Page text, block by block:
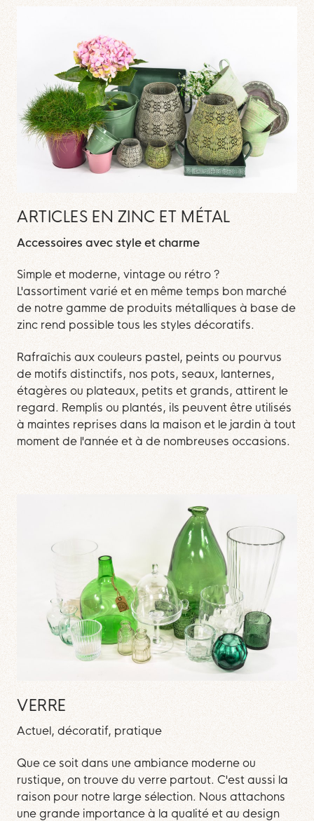
ARTICLES EN ZINC ET MÉTAL
Accessoires avec style et charme
Simple et moderne, vintage ou rétro ?
L'assortiment varié et en même temps bon marché
de notre gamme de produits métalliques à base de
zinc rend possible tous les styles décoratifs.
Rafraîchis aux couleurs pastel, peints ou pourvus
de motifs distinctifs, nos pots, seaux, lanternes,
étagères ou plateaux, petits et grands, attirent le
regard. Remplis ou plantés, ils peuvent être utilisés
à maintes reprises dans la maison et le jardin à tout
moment de l'année et à de nombreuses occasions.
VERRE
Actuel, décoratif, pratique
Que ce soit dans une ambiance moderne ou
rustique, on trouve du verre partout. C'est aussi la
raison pour notre large sélection. Nous attachons
une grande importance à la qualité et au design